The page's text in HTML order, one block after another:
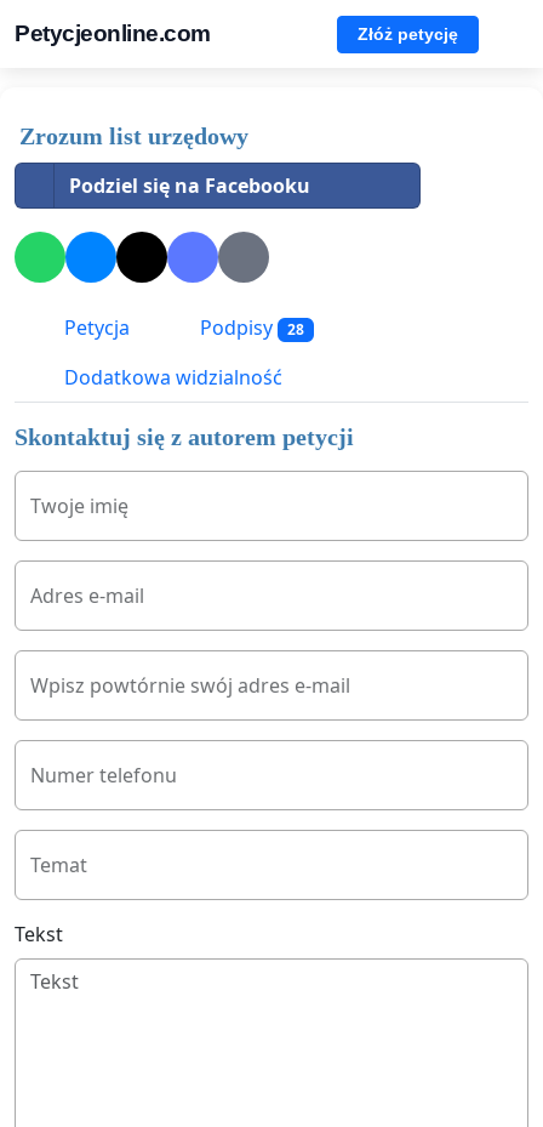
Petycjeonline.com Złóż petycję
Zrozum list urzędowy
Podziel się na Facebooku
Petycja Podpisy 28
Dodatkowa widzialność
Skontaktuj się z autorem petycji
Twoje imię
Adres e-mail
Wpisz powtórnie swój adres e-mail
Numer telefonu
Temat
Tekst